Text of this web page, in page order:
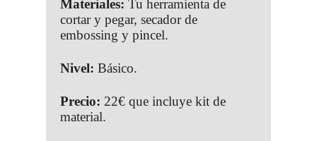
Materiales: Tu herramienta de
cortar y pegar, secador de
embossing y pincel.
Nivel: Básico.
Precio: 22€ que incluye kit de
material.